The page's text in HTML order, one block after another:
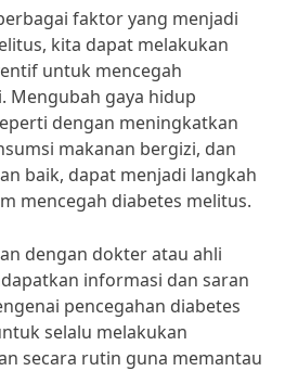
faktor yang menjadi
kita dapat melakukan
untuk mencegah
Mengubah gaya hidup
dengan meningkatkan
makanan bergizi, dan
baik, dapat menjadi langkah
mencegah diabetes melitus.
dengan dokter atau ahli
informasi dan saran
pencegahan diabetes
selalu melakukan
secara rutin guna memantau